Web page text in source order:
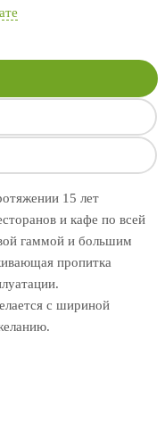
15 лет
и кафе по всей
гаммой и большим
пропитка
с шириной